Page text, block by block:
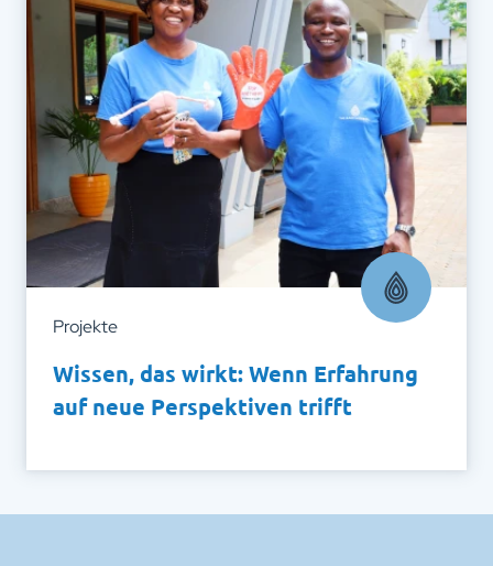
Projekte
Wissen, das wirkt: Wenn Erfahrung
auf neue Perspektiven trifft